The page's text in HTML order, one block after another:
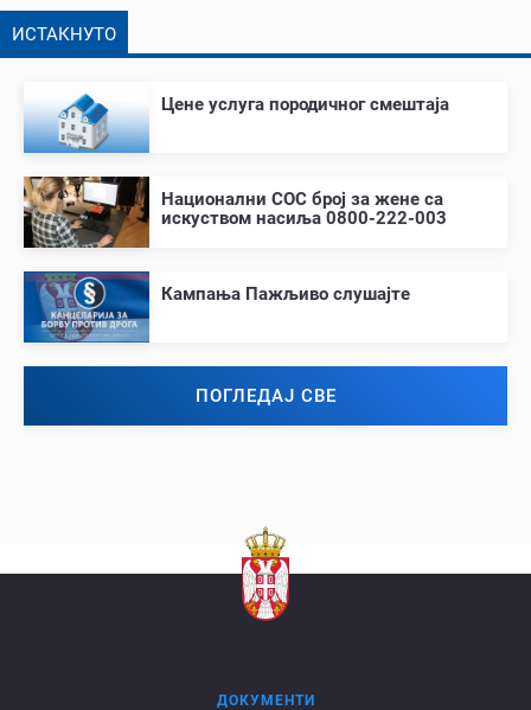
ИСТАКНУТО
Цене услуга породичног смештаја
Национални СОС број за жене са
искуством насиља 0800-222-003
Кампања Пажљиво слушајте
ПОГЛЕДАЈ СВЕ
ДОКУМЕНТИ